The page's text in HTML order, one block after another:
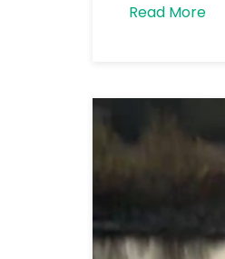
Read More